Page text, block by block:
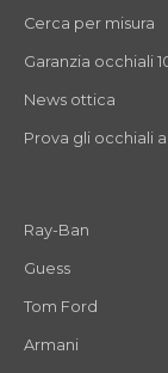
Cerca per misura
Garanzia occhiali
News ottica
Prova gli occhiali
Ray-Ban
Guess
Tom Ford
Armani